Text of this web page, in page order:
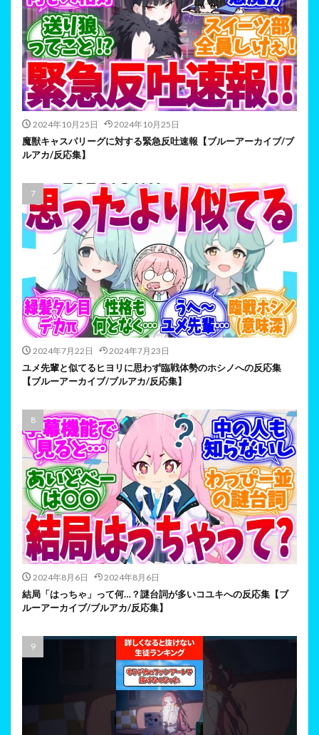
2024年10月25日 2024年10月25日
魔獣キャスパリーグに対する緊急反吐速報【ブルーアーカイブ/ブ
ルアカ/反応集】
2024年7月22日 2024年7月23日
ユメ先輩と似てるヒヨリに思わず臨戦体勢のホシノへの反応集
【ブルーアーカイブ/ブルアカ/反応集】
2024年8月6日 2024年8月6日
結局「はっちゃ」って何…？謎台詞が多いコユキへの反応集【ブ
ルーアーカイブ/ブルアカ/反応集】